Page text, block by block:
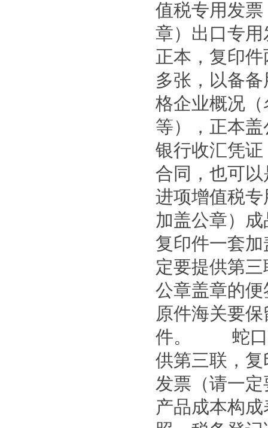
值税专用发
章）出口专
正本，复印
多张，以备
格企业概况
等），正本
银行收汇凭
合同，也可
进项增值税
加盖公章）
复印件一套
定要提供第
公章盖章的
原件海关要
件。 蛇口核
供第三联，
发票（请一
产品成本构